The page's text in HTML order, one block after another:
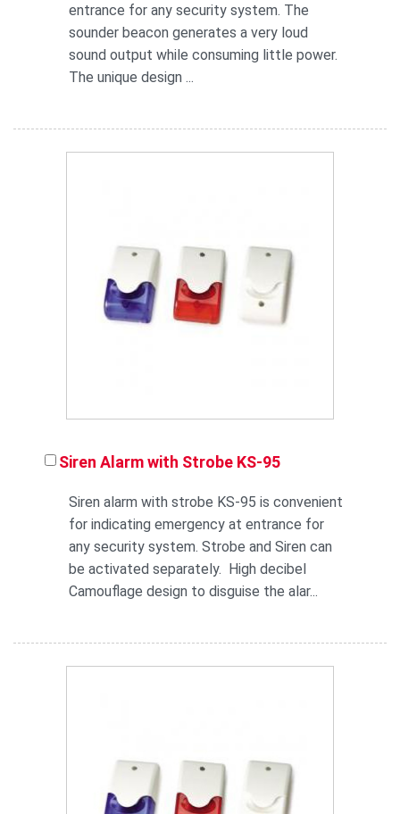
entrance for any security system. The
sounder beacon generates a very loud
sound output while consuming little power.
The unique design ...
Siren Alarm with Strobe KS-95
Siren alarm with strobe KS-95 is convenient
for indicating emergency at entrance for
any security system. Strobe and Siren can
be activated separately. High decibel
Camouflage design to disguise the alar...